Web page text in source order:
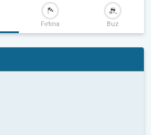
Fırtına Buz